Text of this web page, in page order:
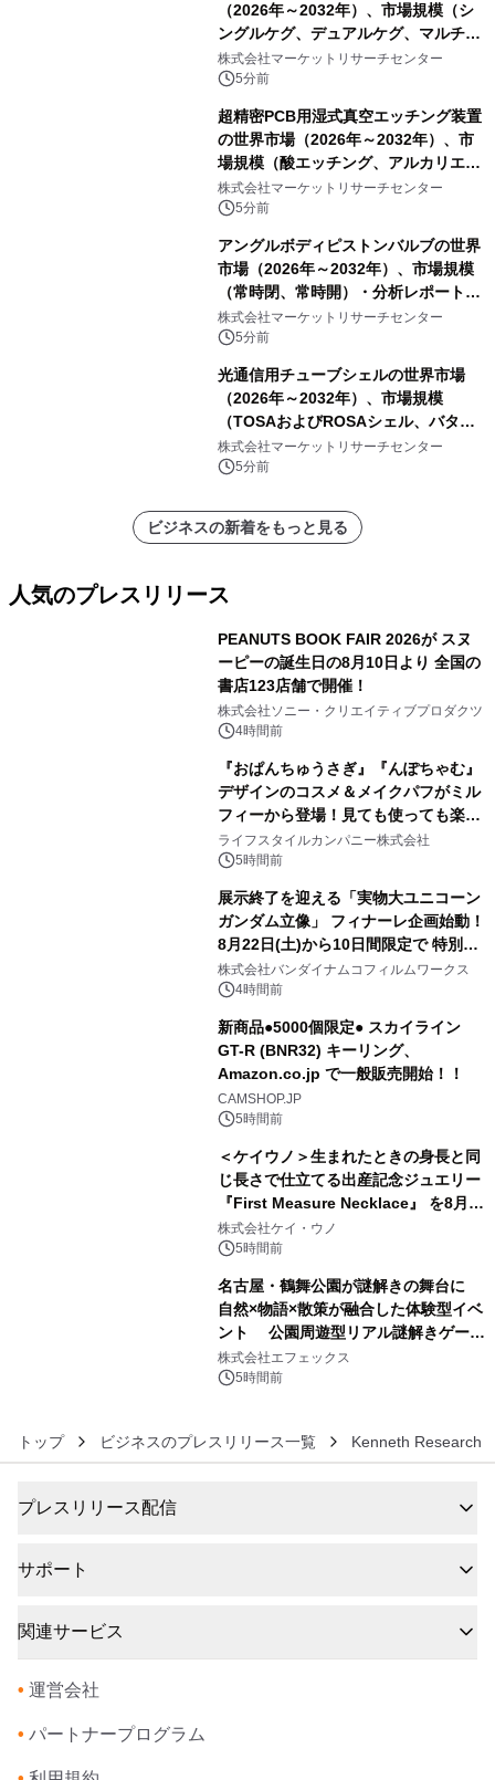
（2026年～2032年）、市場規模（シ
ングルケグ、デュアルケグ、マルチケ
グ）・分析レポートを発表
株式会社マーケットリサーチセンター
5分前
超精密PCB用湿式真空エッチング装置
の世界市場（2026年～2032年）、市
場規模（酸エッチング、アルカリエッ
チング）・分析レポートを発表
株式会社マーケットリサーチセンター
5分前
アングルボディピストンバルブの世界
市場（2026年～2032年）、市場規模
（常時閉、常時開）・分析レポートを
発表
株式会社マーケットリサーチセンター
5分前
光通信用チューブシェルの世界市場
（2026年～2032年）、市場規模
（TOSAおよびROSAシェル、バタフ
ライパッケージ、その他）・分析レポ
ートを発表
株式会社マーケットリサーチセンター
5分前
ビジネスの新着をもっと見る
人気のプレスリリース
PEANUTS BOOK FAIR 2026が スヌ
ーピーの誕生日の8月10日より 全国の
書店123店舗で開催！
株式会社ソニー・クリエイティブプロダクツ
4時間前
『おぱんちゅうさぎ』『んぽちゃむ』
デザインのコスメ＆メイクパフがミル
フィーから登場！見ても使っても楽し
い、ポップでキュートなコレクショ
ン。
ライフスタイルカンパニー株式会社
5時間前
展示終了を迎える「実物大ユニコーン
ガンダム立像」 フィナーレ企画始動！
8月22日(土)から10日間限定で 特別映
像『UNICORN GUNDAM Statue ―
BEYOND POSSIBILITY ―』を上映！
株式会社バンダイナムコフィルムワークス
4時間前
新商品●5000個限定● スカイライン
GT-R (BNR32) キーリング、
Amazon.co.jp で一般販売開始！！
CAMSHOP.JP
5時間前
＜ケイウノ＞生まれたときの身長と同
じ長さで仕立てる出産記念ジュエリー
『First Measure Necklace』 を8月14
日(金)に発売
株式会社ケイ・ウノ
5時間前
名古屋・鶴舞公園が謎解きの舞台に
自然×物語×散策が融合した体験型イベ
ント 公園周遊型リアル謎解きゲーム
「クローバーの国とトランプの魔法」
開催決定
株式会社エフェックス
5時間前
トップ ビジネスのプレスリリース一覧 Kenneth Research
プレスリリース配信
サポート
関連サービス
• 運営会社
• パートナープログラム